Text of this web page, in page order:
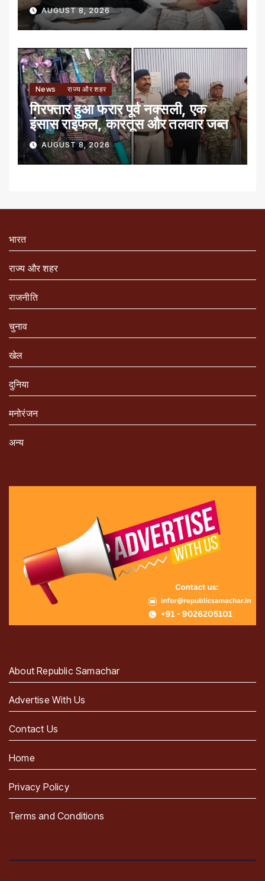
AUGUST 8, 2026
News राज्य और शहर
गिरफ्तार हुआ फरार पूर्व नक्सली, एक
इंसास राइफल, कारतूस और तलवार जब्त
AUGUST 8, 2026
भारत
राज्य और शहर
राजनीति
चुनाव
खेल
दुनिया
मनोरंजन
अन्य
About Republic Samachar
Advertise With Us
Contact Us
Home
Privacy Policy
Terms and Conditions